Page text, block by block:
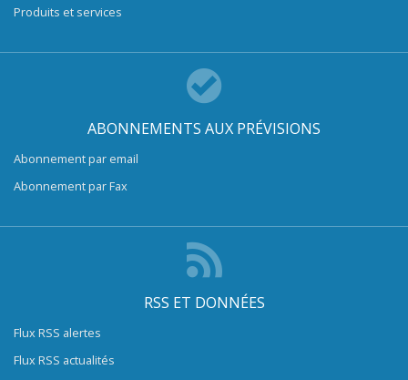
Produits et services
ABONNEMENTS AUX PRÉVISIONS
Abonnement par email
Abonnement par Fax
RSS ET DONNÉES
Flux RSS alertes
Flux RSS actualités